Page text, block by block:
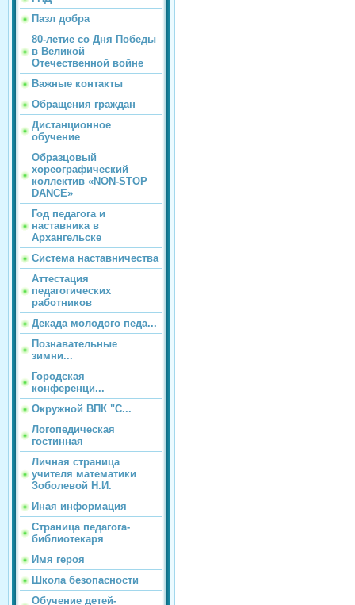
Пазл добра
80-летие со Дня Победы
в Великой
Отечественной войне
Важные контакты
Обращения граждан
Дистанционное
обучение
Образцовый
хореографический
коллектив «NON-STOP
DANCE»
Год педагога и
наставника в
Архангельске
Система наставничества
Аттестация
педагогических
работников
Декада молодого педа...
Познавательные
зимни...
Городская
конференци...
Окружной ВПК "С...
Логопедическая
гостинная
Личная страница
учителя математики
Зоболевой Н.И.
Иная информация
Страница педагога-
библиотекаря
Имя героя
Школа безопасности
Обучение детей-